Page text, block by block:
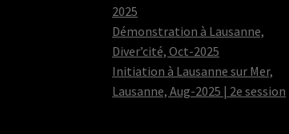
2025
Démonstration à Lausanne,
Diver’cité, Oct-2025
Initiation à Lausanne sur Mer,
Lausanne, Aug-2025 | 2e session